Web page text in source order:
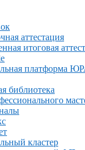
аттестация
итоговая
платформа
библиотека
кластер